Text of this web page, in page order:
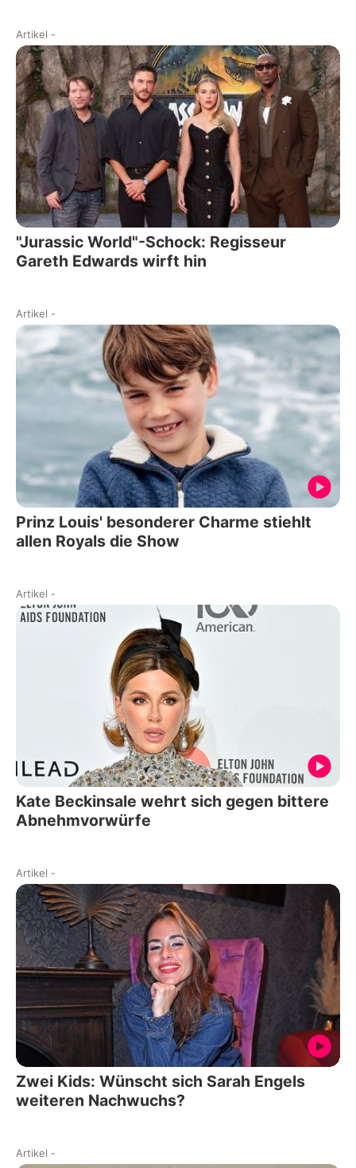
Artikel -
"Jurassic World"-Schock: Regisseur
Gareth Edwards wirft hin
Artikel -
Prinz Louis' besonderer Charme stiehlt
allen Royals die Show
Artikel -
Kate Beckinsale wehrt sich gegen bittere
Abnehmvorwürfe
Artikel -
Zwei Kids: Wünscht sich Sarah Engels
weiteren Nachwuchs?
Artikel -